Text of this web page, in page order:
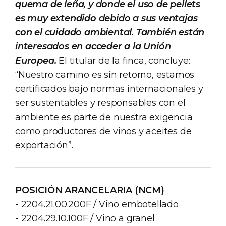
quema de leña, y donde el uso de pellets
es muy extendido debido a sus ventajas
con el cuidado ambiental. También están
interesados en acceder a la Unión
Europea. El titular de la finca, concluye:
“Nuestro camino es sin retorno, estamos
certificados bajo normas internacionales y
ser sustentables y responsables con el
ambiente es parte de nuestra exigencia
como productores de vinos y aceites de
exportación”.
POSICIÓN ARANCELARIA (NCM)
- 2204.21.00.200F / Vino embotellado
- 2204.29.10.100F / Vino a granel